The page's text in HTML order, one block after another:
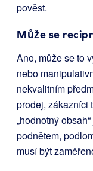
pověst.
Může se
Ano, může se to
nebo
nekvalitním
prodej, zákazníci
„hodnotný
podnětem,
musí být